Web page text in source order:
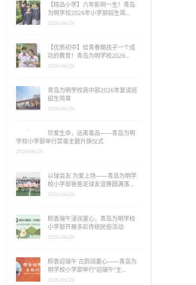
【精品小学】六年影响一生！青岛
为明学校2026年小学部招生简…
2026/06/26
【优质初中】给青春期孩子一个成
功的教育！青岛为明学校2026…
2026/06/26
青岛为明学校高中部2026年复读班
招生简章
2026/06/26
珍爱生命，远离毒品——青岛为明
学校小学部举行禁毒主题升旗仪式
以球会友 为爱上场——青岛为明学
校小学部爸爸足球友谊赛圆满落…
2026/06/26
粽香端午浸润童心，青岛为明学校
小学部开展多彩传统民俗活动
2026/06/26
粽香迎端午 古韵润童心——青岛为
明学校小学部举行“迎端午”主…
2026/06/26